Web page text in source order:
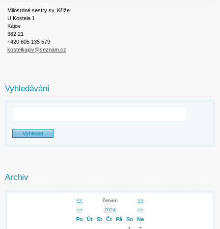
Milosrdné sestry sv. Kříže
U Kostela 1
Kájov
382 21
+420 605 135 579
kostelkajov@seznam.cz
Vyhledávání
Archiv
<< červen
>>
<<
2024 >>
Po Út St Čt Pá So Ne